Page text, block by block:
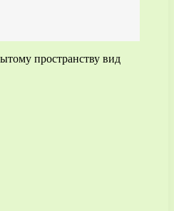
пространству вид